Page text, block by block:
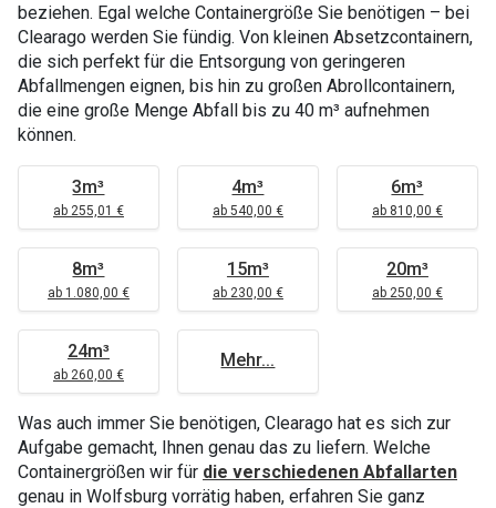
beziehen. Egal welche Containergröße Sie benötigen – bei
Clearago werden Sie fündig. Von kleinen Absetzcontainern,
die sich perfekt für die Entsorgung von geringeren
Abfallmengen eignen, bis hin zu großen Abrollcontainern,
die eine große Menge Abfall bis zu 40 m³ aufnehmen
können.
3m³
ab 255,01 €
4m³
ab 540,00 €
6m³
ab 810,00 €
8m³
ab 1.080,00 €
15m³
ab 230,00 €
20m³
ab 250,00 €
24m³
ab 260,00 €
Mehr...
Was auch immer Sie benötigen, Clearago hat es sich zur
Aufgabe gemacht, Ihnen genau das zu liefern. Welche
Containergrößen wir für die verschiedenen Abfallarten
genau in Wolfsburg vorrätig haben, erfahren Sie ganz